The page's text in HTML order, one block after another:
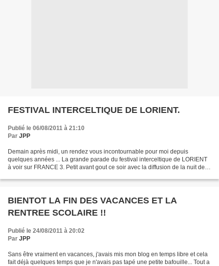
FESTIVAL INTERCELTIQUE DE LORIENT.
Publié le 06/08/2011 à 21:10
Par JPP
Demain après midi, un rendez vous incontournable pour moi depuis
quelques années ... La grande parade du festival interceltique de LORIENT
à voir sur FRANCE 3. Petit avant gout ce soir avec la diffusion de la nuit de la
BIENTOT LA FIN DES VACANCES ET LA
RENTREE SCOLAIRE !!
Publié le 24/08/2011 à 20:02
Par JPP
Sans être vraiment en vacances, j'avais mis mon blog en temps libre et cela
fait déjà quelques temps que je n'avais pas tapé une petite bafouille... Tout a